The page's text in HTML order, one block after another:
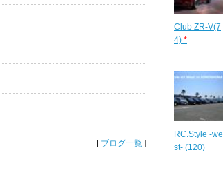
Club ZR-V(7
4) *
RC.Style -we
st- (120)
[ ブログ一覧 ]